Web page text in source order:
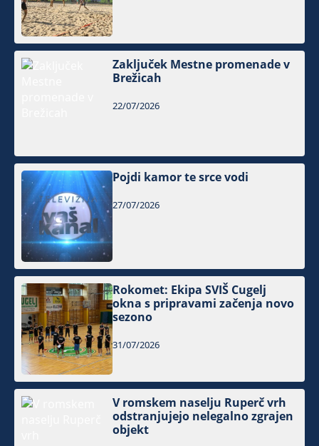
Zaključek Mestne promenade v
Brežicah
22/07/2026
Pojdi kamor te srce vodi
27/07/2026
Rokomet: Ekipa SVIŠ Cugelj
okna s pripravami začenja novo
sezono
31/07/2026
V romskem naselju Ruperč vrh
odstranjujejo nelegalno zgrajen
objekt